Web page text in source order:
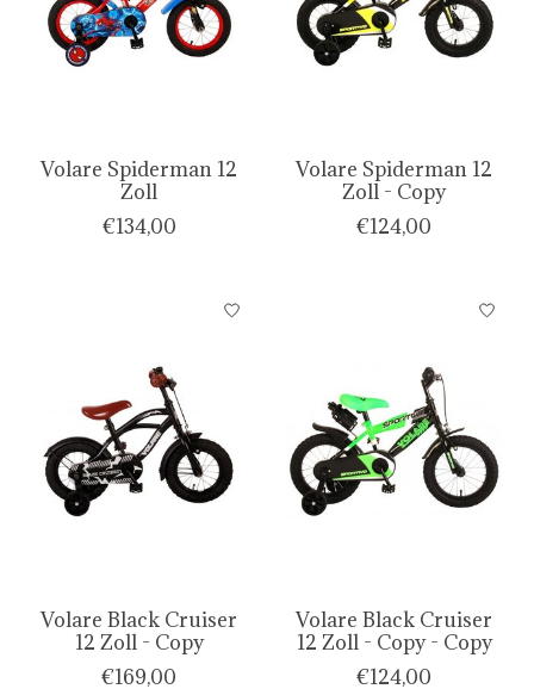
Volare Spiderman 12
Zoll
€134,00
Volare Spiderman 12
Zoll - Copy
€124,00
Volare Black Cruiser
12 Zoll - Copy
€169,00
Volare Black Cruiser
12 Zoll - Copy - Copy
€124,00